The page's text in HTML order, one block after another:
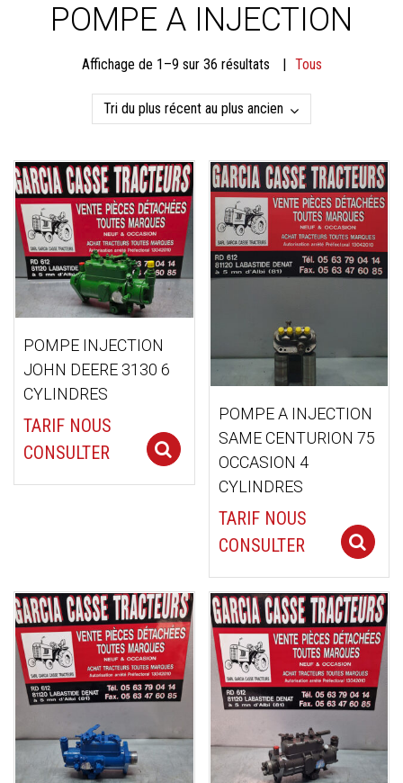
POMPE A INJECTION
Affichage de 1–9 sur 36 résultatsTrié
du
plus
au
ancien
Tous
POMPE INJECTION
JOHN DEERE 3130 6
CYLINDRES
TARIF NOUS
CONSULTER
Select options
POMPE A INJECTION
SAME CENTURION 75
OCCASION 4
CYLINDRES
TARIF NOUS
CONSULTER